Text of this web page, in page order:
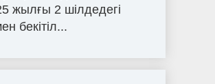
жылғы 2 шілдедегі
бекітіл...